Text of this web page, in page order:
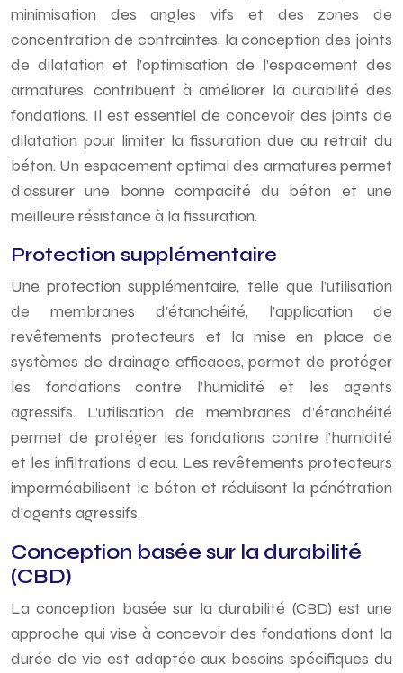
minimisation des angles vifs et des zones de
concentration de contraintes, la conception des joints
de dilatation et l’optimisation de l’espacement des
armatures, contribuent à améliorer la durabilité des
fondations. Il est essentiel de concevoir des joints de
dilatation pour limiter la fissuration due au retrait du
béton. Un espacement optimal des armatures permet
d’assurer une bonne compacité du béton et une
meilleure résistance à la fissuration.
Protection supplémentaire
Une protection supplémentaire, telle que l’utilisation
de membranes d’étanchéité, l’application de
revêtements protecteurs et la mise en place de
systèmes de drainage efficaces, permet de protéger
les fondations contre l’humidité et les agents
agressifs. L’utilisation de membranes d’étanchéité
permet de protéger les fondations contre l’humidité
et les infiltrations d’eau. Les revêtements protecteurs
imperméabilisent le béton et réduisent la pénétration
d’agents agressifs.
Conception basée sur la durabilité
(CBD)
La conception basée sur la durabilité (CBD) est une
approche qui vise à concevoir des fondations dont la
durée de vie est adaptée aux besoins spécifiques du